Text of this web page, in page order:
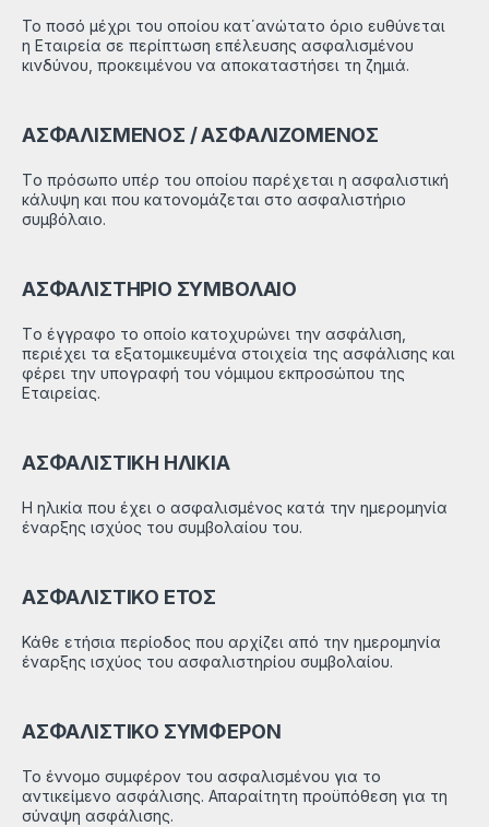
Το ποσό μέχρι του οποίου κατ΄ανώτατο όριο ευθύνεται
η Εταιρεία σε περίπτωση επέλευσης ασφαλισμένου
κινδύνου, προκειμένου να αποκαταστήσει τη ζημιά.
ΑΣΦΑΛΙΣΜΕΝΟΣ / ΑΣΦΑΛΙΖΟΜΕΝΟΣ
Tο πρόσωπο υπέρ του οποίου παρέχεται η ασφαλιστική
κάλυψη και που κατονομάζεται στο ασφαλιστήριο
συμβόλαιο.
ΑΣΦΑΛΙΣΤΗΡΙΟ ΣΥΜΒΟΛΑΙΟ
Tο έγγραφο το οποίο κατοχυρώνει την ασφάλιση,
περιέχει τα εξατομικευμένα στοιχεία της ασφάλισης και
φέρει την υπογραφή του νόμιμου εκπροσώπου της
Εταιρείας.
ΑΣΦΑΛΙΣΤΙΚΗ ΗΛΙΚΙΑ
Η ηλικία που έχει ο ασφαλισμένος κατά την ημερομηνία
έναρξης ισχύος του συμβολαίου του.
ΑΣΦΑΛΙΣΤΙΚΟ ΕΤΟΣ
Κάθε ετήσια περίοδος που αρχίζει από την ημερομηνία
έναρξης ισχύος του ασφαλιστηρίου συμβολαίου.
ΑΣΦΑΛΙΣΤΙΚΟ ΣΥΜΦΕΡΟΝ
Το έννομο συμφέρον του ασφαλισμένου για το
αντικείμενο ασφάλισης. Απαραίτητη προϋπόθεση για τη
σύναψη ασφάλισης.